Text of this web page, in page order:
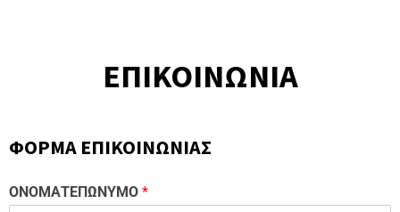
ΕΠΙΚΟΙΝΩΝΙΑ
ΦΟΡΜΑ ΕΠΙΚΟΙΝΩΝΙΑΣ
ΟΝΟΜΑΤΕΠΩΝΥΜΟ *